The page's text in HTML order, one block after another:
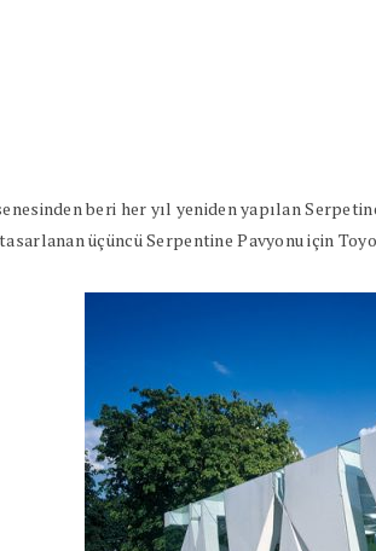
beri her yıl yeniden yapılan
üçüncü Serpentine Pavyonu için